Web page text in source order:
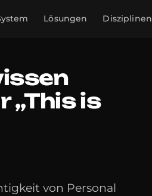
Lösungen Disziplinen
„This is
von Personal